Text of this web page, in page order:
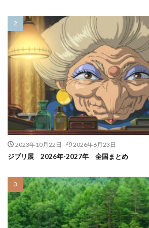
2023年10月22日 2026年6月23日
ジブリ展 2026年-2027年 全国まとめ